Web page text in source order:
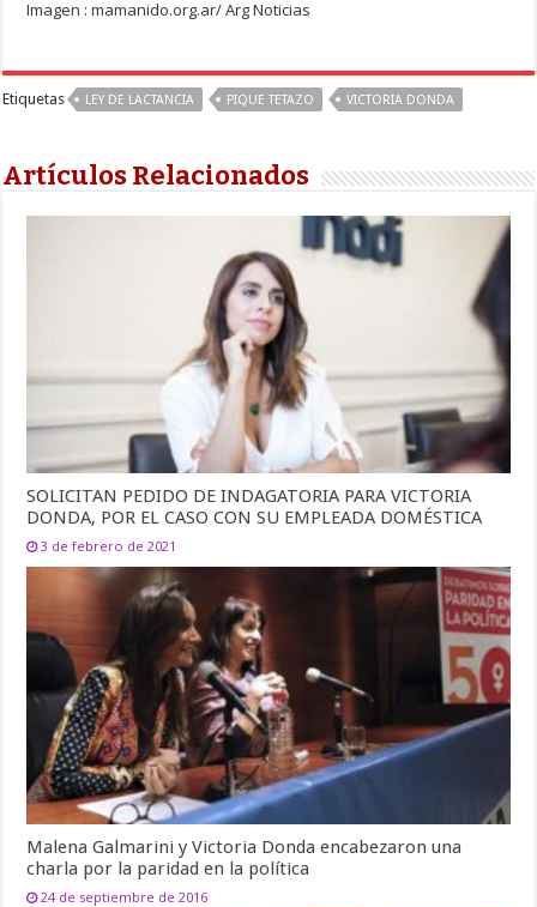
Imagen : mamanido.org.ar/ Arg Noticias
Etiquetas LEY DE LACTANCIA PIQUE TETAZO VICTORIA DONDA
Artículos Relacionados
SOLICITAN PEDIDO DE INDAGATORIA PARA VICTORIA
DONDA, POR EL CASO CON SU EMPLEADA DOMÉSTICA
3 de febrero de 2021
Malena Galmarini y Victoria Donda encabezaron una
charla por la paridad en la política
24 de septiembre de 2016